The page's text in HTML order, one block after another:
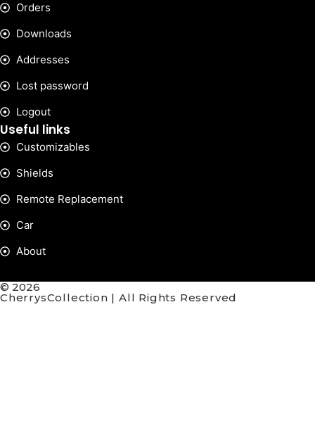
Orders
Downloads
Addresses
Lost password
Logout
Useful links
Customizables
Shields
Remote Replacement
Car
About
© 2026
CherrysCollection | All Rights Reserved